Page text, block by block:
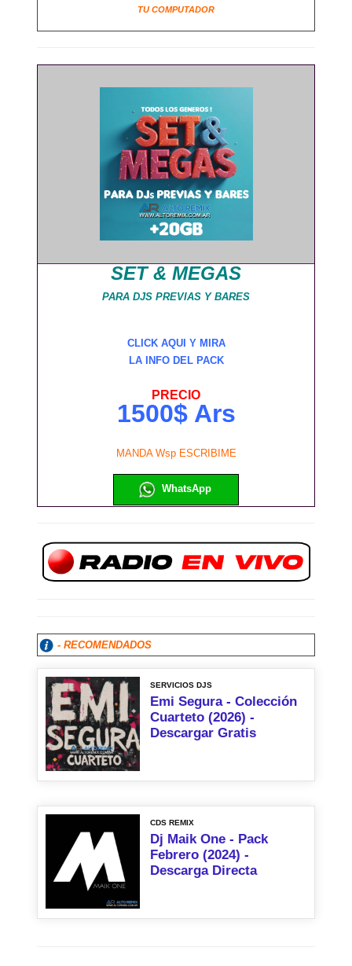
TU COMPUTADOR
SET & MEGAS
PARA DJS PREVIAS Y BARES
CLICK AQUI Y MIRA
LA INFO DEL PACK
PRECIO
1500$ Ars
MANDA Wsp ESCRIBIME
WhatsApp
- RECOMENDADOS
SERVICIOS DJS
Emi Segura - Colección
Cuarteto (2026) -
Descargar Gratis
CDS REMIX
Dj Maik One - Pack
Febrero (2024) -
Descarga Directa